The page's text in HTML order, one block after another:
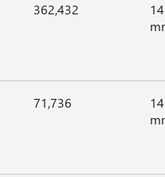
362,432
71,736